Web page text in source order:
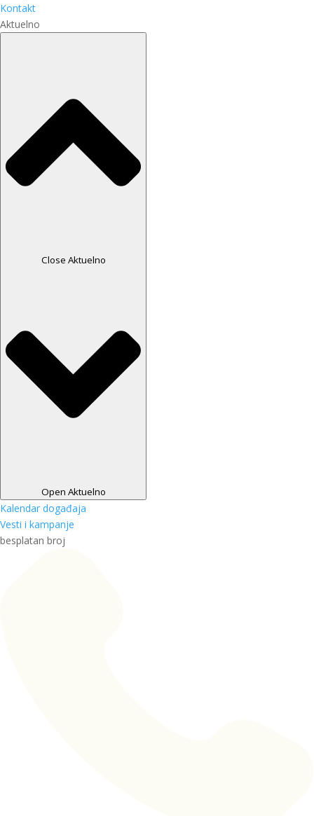
Kontakt
Aktuelno
Close Aktuelno
Open Aktuelno
Kalendar događaja
Vesti i kampanje
besplatan broj